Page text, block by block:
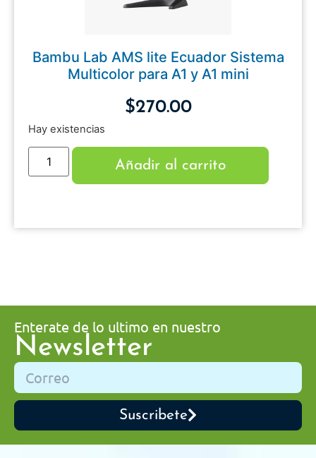
Bambu Lab AMS lite Ecuador Sistema
Multicolor para A1 y A1 mini
$270.00
Hay existencias
Añadir al carrito
Enterate de lo ultimo en nuestro
Newsletter
Suscribete